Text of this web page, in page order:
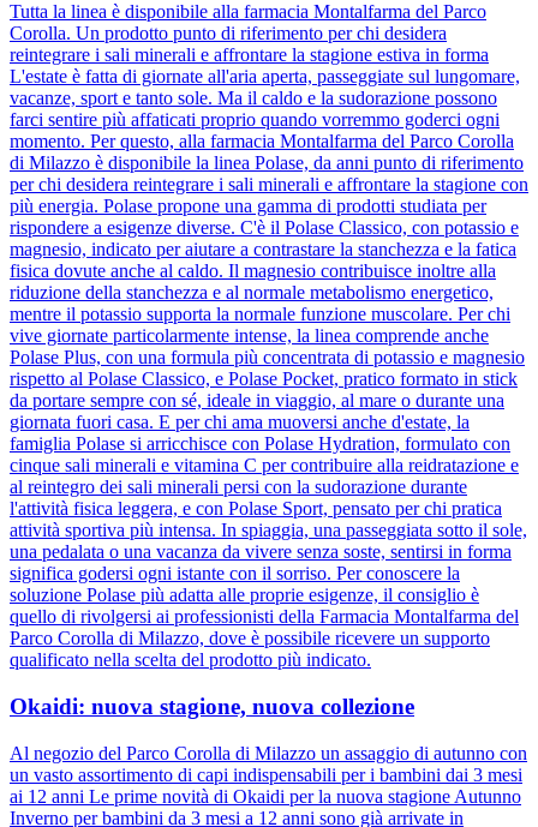
Tutta la linea è disponibile alla farmacia Montalfarma del Parco
Corolla. Un prodotto punto di riferimento per chi desidera
reintegrare i sali minerali e affrontare la stagione estiva in forma
L'estate è fatta di giornate all'aria aperta, passeggiate sul lungomare,
vacanze, sport e tanto sole. Ma il caldo e la sudorazione possono
farci sentire più affaticati proprio quando vorremmo goderci ogni
momento. Per questo, alla farmacia Montalfarma del Parco Corolla
di Milazzo è disponibile la linea Polase, da anni punto di riferimento
per chi desidera reintegrare i sali minerali e affrontare la stagione con
più energia. Polase propone una gamma di prodotti studiata per
rispondere a esigenze diverse. C'è il Polase Classico, con potassio e
magnesio, indicato per aiutare a contrastare la stanchezza e la fatica
fisica dovute anche al caldo. Il magnesio contribuisce inoltre alla
riduzione della stanchezza e al normale metabolismo energetico,
mentre il potassio supporta la normale funzione muscolare. Per chi
vive giornate particolarmente intense, la linea comprende anche
Polase Plus, con una formula più concentrata di potassio e magnesio
rispetto al Polase Classico, e Polase Pocket, pratico formato in stick
da portare sempre con sé, ideale in viaggio, al mare o durante una
giornata fuori casa. E per chi ama muoversi anche d'estate, la
famiglia Polase si arricchisce con Polase Hydration, formulato con
cinque sali minerali e vitamina C per contribuire alla reidratazione e
al reintegro dei sali minerali persi con la sudorazione durante
l'attività fisica leggera, e con Polase Sport, pensato per chi pratica
attività sportiva più intensa. In spiaggia, una passeggiata sotto il sole,
una pedalata o una vacanza da vivere senza soste, sentirsi in forma
significa godersi ogni istante con il sorriso. Per conoscere la
soluzione Polase più adatta alle proprie esigenze, il consiglio è
quello di rivolgersi ai professionisti della Farmacia Montalfarma del
Parco Corolla di Milazzo, dove è possibile ricevere un supporto
qualificato nella scelta del prodotto più indicato.
Okaidi: nuova stagione, nuova collezione
Al negozio del Parco Corolla di Milazzo un assaggio di autunno con
un vasto assortimento di capi indispensabili per i bambini dai 3 mesi
ai 12 anni Le prime novità di Okaidi per la nuova stagione Autunno
Inverno per bambini da 3 mesi a 12 anni sono già arrivate in